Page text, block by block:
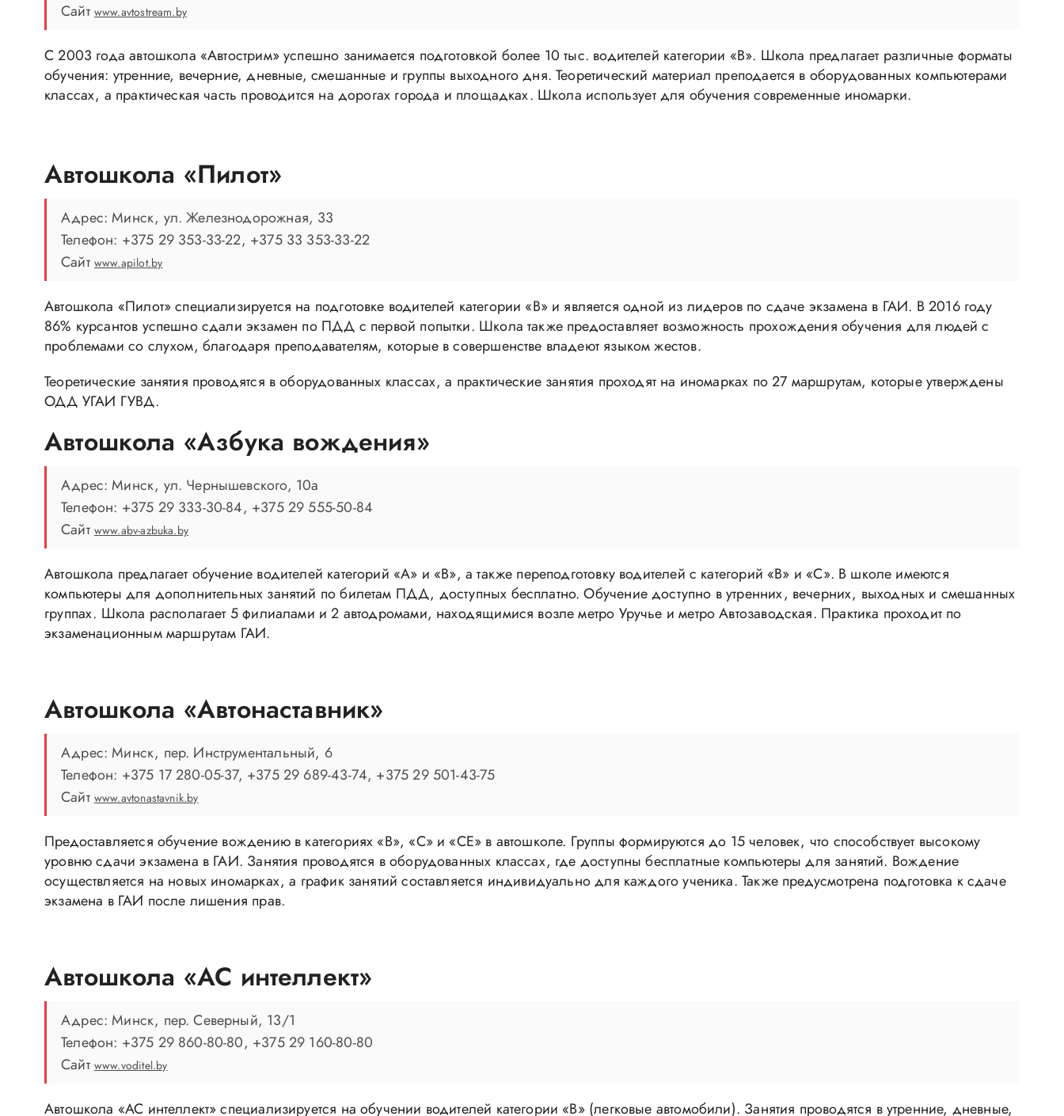
Сайт www.avtostream.by
С 2003 года автошкола «Автострим» успешно занимается подготовкой более 10 тыс. водителей категории «В». Школа предлагает различные форматы
обучения: утренние, вечерние, дневные, смешанные и группы выходного дня. Теоретический материал преподается в оборудованных компьютерами
классах, а практическая часть проводится на дорогах города и площадках. Школа использует для обучения современные иномарки.
Автошкола «Пилот»
Адрес: Минск, ул. Железнодорожная, 33
Телефон: +375 29 353-33-22, +375 33 353-33-22
Сайт www.apilot.by
Автошкола «Пилот» специализируется на подготовке водителей категории «В» и является одной из лидеров по сдаче экзамена в ГАИ. В 2016 году
86% курсантов успешно сдали экзамен по ПДД с первой попытки. Школа также предоставляет возможность прохождения обучения для людей с
проблемами со слухом, благодаря преподавателям, которые в совершенстве владеют языком жестов.
Теоретические занятия проводятся в оборудованных классах, а практические занятия проходят на иномарках по 27 маршрутам, которые утверждены
ОДД УГАИ ГУВД.
Автошкола «Азбука вождения»
Адрес: Минск, ул. Чернышевского, 10а
Телефон: +375 29 333-30-84, +375 29 555-50-84
Сайт www.abv-azbuka.by
Автошкола предлагает обучение водителей категорий «А» и «В», а также переподготовку водителей с категорий «В» и «С». В школе имеются
компьютеры для дополнительных занятий по билетам ПДД, доступных бесплатно. Обучение доступно в утренних, вечерних, выходных и смешанных
группах. Школа располагает 5 филиалами и 2 автодромами, находящимися возле метро Уручье и метро Автозаводская. Практика проходит по
экзаменационным маршрутам ГАИ.
Автошкола «Автонаставник»
Адрес: Минск, пер. Инструментальный, 6
Телефон: +375 17 280-05-37, +375 29 689-43-74, +375 29 501-43-75
Сайт www.avtonastavnik.by
Предоставляется обучение вождению в категориях «В», «С» и «СЕ» в автошколе. Группы формируются до 15 человек, что способствует высокому
уровню сдачи экзамена в ГАИ. Занятия проводятся в оборудованных классах, где доступны бесплатные компьютеры для занятий. Вождение
осуществляется на новых иномарках, а график занятий составляется индивидуально для каждого ученика. Также предусмотрена подготовка к сдаче
экзамена в ГАИ после лишения прав.
Автошкола «АС интеллект»
Адрес: Минск, пер. Северный, 13/1
Телефон: +375 29 860-80-80, +375 29 160-80-80
Сайт www.voditel.by
Автошкола «АС интеллект» специализируется на обучении водителей категории «В» (легковые автомобили). Занятия проводятся в утренние, дневные,